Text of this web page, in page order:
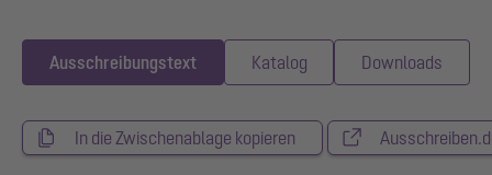
Ausschreibungstext Katalog Downloads
In die Zwischenablage kopieren